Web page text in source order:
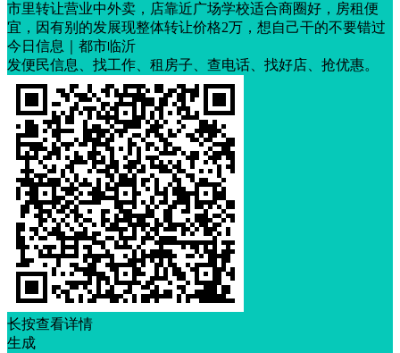
市里转让营业中外卖，店靠近广场学校适合商圈好，房租便
宜，因有别的发展现整体转让价格2万，想自己干的不要错过
今日信息｜都市临沂
发便民信息、找工作、租房子、查电话、找好店、抢优惠。
长按查看详情
生成